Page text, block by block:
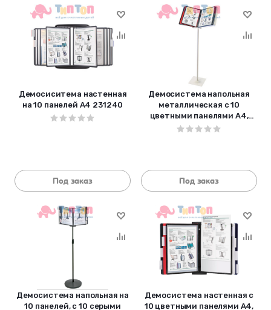
Демосиситема настенная
на 10 панелей А4 231240
Под заказ
Демосистема напольная
металлическая с 10
цветными панелями А4,
серая, BRAUBERG "SOLID",
Под заказ
Демосистема напольная на
10 панелей, с 10 серыми
Демосистема настенная с
10 цветными панелями А4,